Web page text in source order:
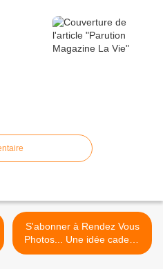
S'abonner à Rendez Vous
Photos... Une idée cadeau
Noel ! >